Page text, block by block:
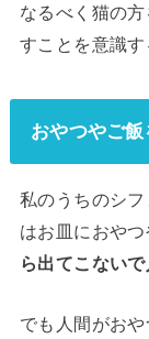
なるべく猫の
すことを意識
おやつやご
私のうちのシ
はお皿におや
ら出てこない
でも人間がお